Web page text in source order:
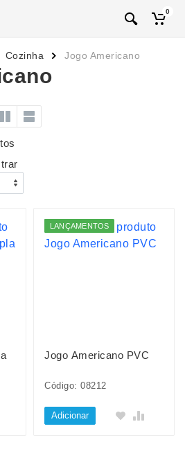
0
Cozinha Jogo Americano
LANÇAMENTOS
Jogo Americano PVC
Código: 08212
Adicionar